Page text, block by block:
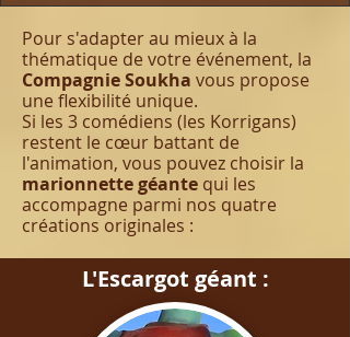
Pour s'adapter au mieux à la
thématique de votre événement, la
Compagnie Soukha vous propose
une flexibilité unique.
Si les 3 comédiens (les Korrigans)
restent le cœur battant de
l'animation, vous pouvez choisir la
marionnette géante qui les
accompagne parmi nos quatre
créations originales :
L'Escargot géant :